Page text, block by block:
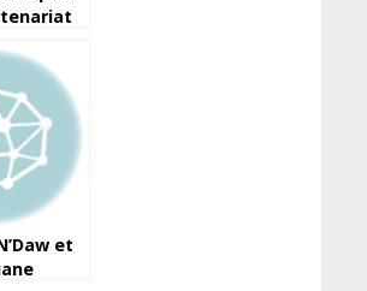
la phase
et